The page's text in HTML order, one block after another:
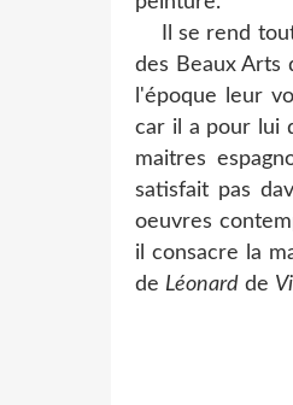
Il se rend tout
des Beaux Arts
l'époque leur
car il a pour lui
maitres
satisfait pas
oeuvres
il consacre la
de Léonard de